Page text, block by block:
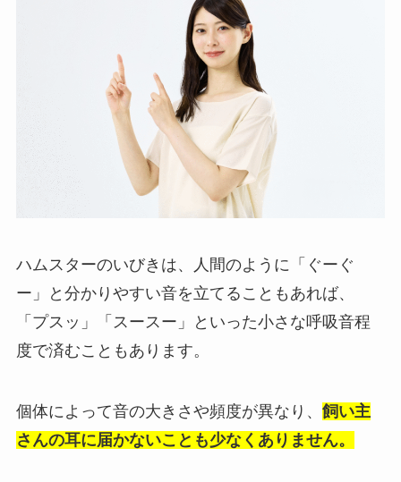
ハムスターのいびきは、人間のように「ぐーぐ
ー」と分かりやすい音を立てることもあれば、
「プスッ」「スースー」といった小さな呼吸音程
度で済むこともあります。
個体によって音の大きさや頻度が異なり、 飼い主
さんの耳に届かないことも少なくありません。